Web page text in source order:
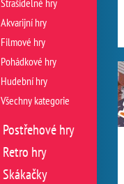
Strašidelné hry
Akvarijní hry
Filmové hry
Pohádkové hry
Hudební hry
Všechny kategorie
Postřehové hry
Retro hry
Skákačky